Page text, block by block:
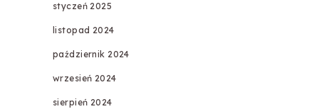
styczeń 2025
listopad 2024
październik 2024
wrzesień 2024
sierpień 2024